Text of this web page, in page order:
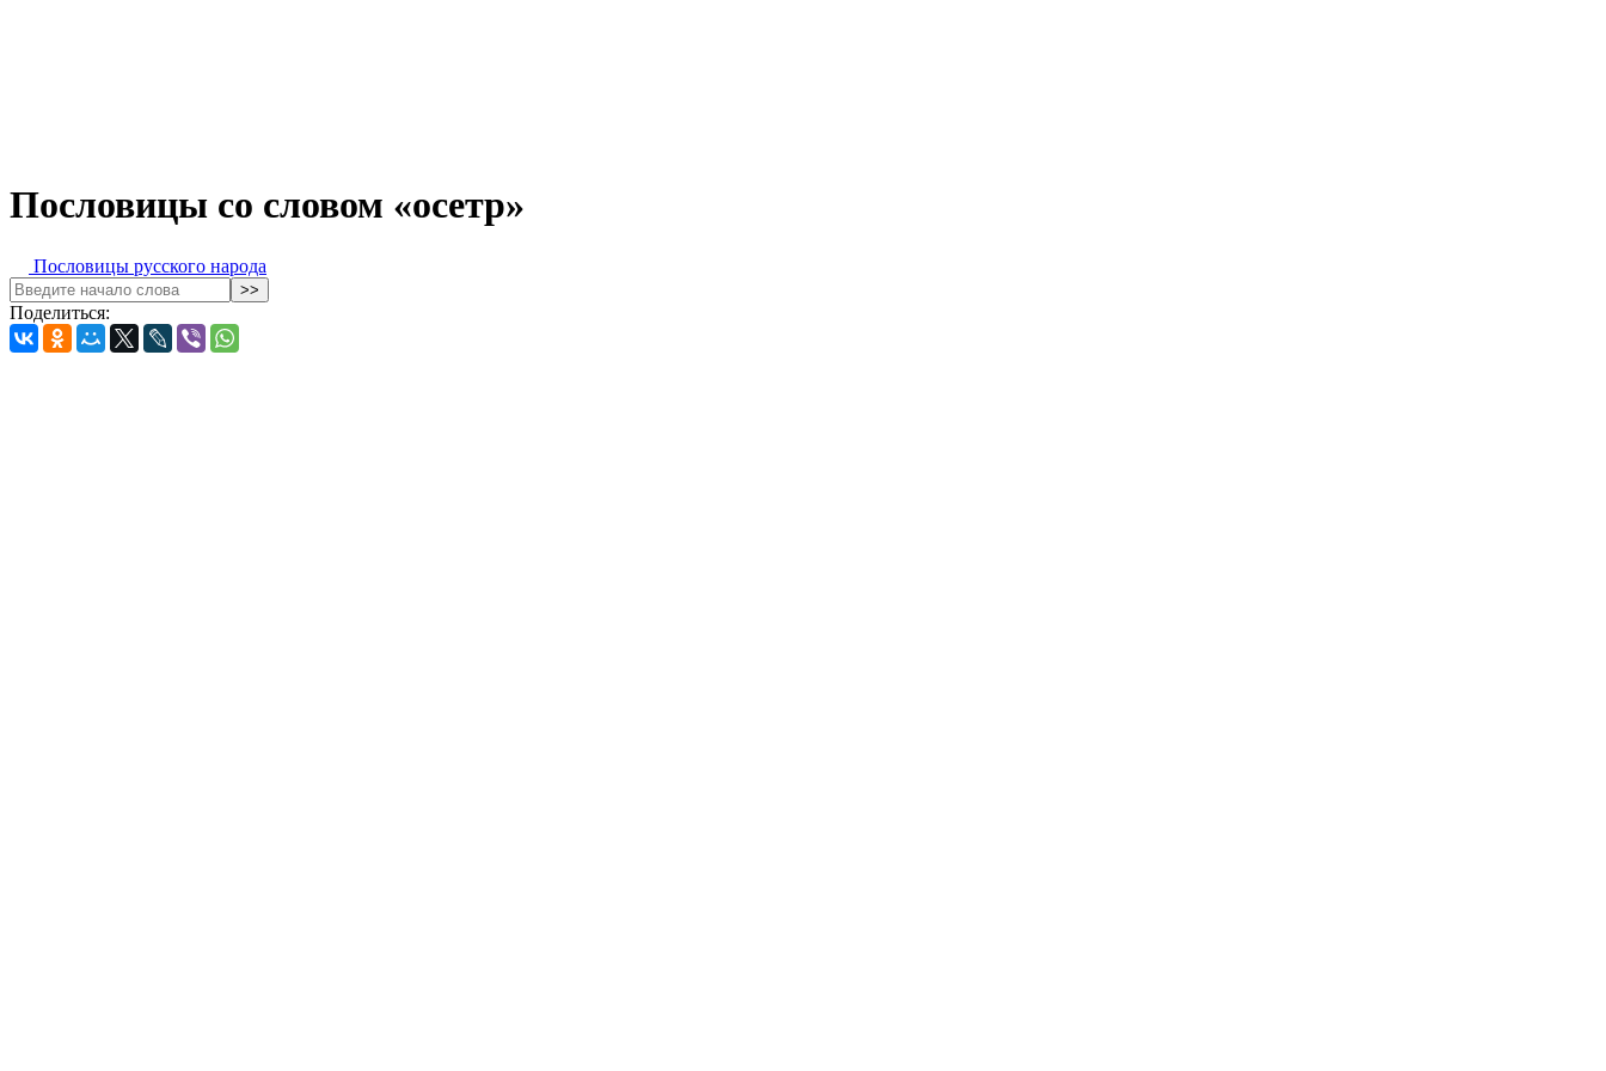
Пословицы со словом «осетр»
Пословицы русского народа
Поделиться: